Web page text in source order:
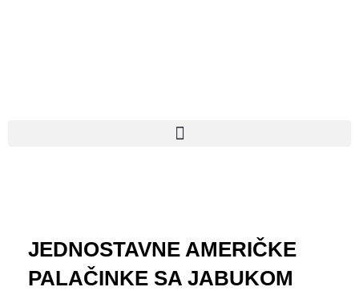
JEDNOSTAVNE AMERIČKE
PALAČINKE SA JABUKOM